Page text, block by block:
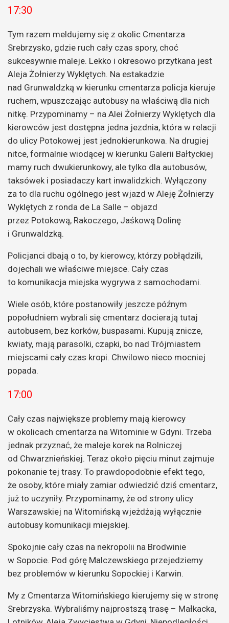
17:30
Tym razem meldujemy się z okolic Cmentarza
Srebrzysko, gdzie ruch cały czas spory, choć
sukcesywnie maleje. Lekko i okresowo przytkana jest
Aleja Żołnierzy Wyklętych. Na estakadzie
nad Grunwaldzką w kierunku cmentarza policja kieruje
ruchem, wpuszczając autobusy na właściwą dla nich
nitkę. Przypominamy – na Alei Żołnierzy Wyklętych dla
kierowców jest dostępna jedna jezdnia, która w relacji
do ulicy Potokowej jest jednokierunkowa. Na drugiej
nitce, formalnie wiodącej w kierunku Galerii Bałtyckiej
mamy ruch dwukierunkowy, ale tylko dla autobusów,
taksówek i posiadaczy kart inwalidzkich. Wyłączony
za to dla ruchu ogólnego jest wjazd w Aleję Żołnierzy
Wyklętych z ronda de La Salle – objazd
przez Potokową, Rakoczego, Jaśkową Dolinę
i Grunwaldzką.
Policjanci dbają o to, by kierowcy, którzy pobłądzili,
dojechali we właściwe miejsce. Cały czas
to komunikacja miejska wygrywa z samochodami.
Wiele osób, które postanowiły jeszcze późnym
popołudniem wybrali się cmentarz docierają tutaj
autobusem, bez korków, buspasami. Kupują znicze,
kwiaty, mają parasolki, czapki, bo nad Trójmiastem
miejscami cały czas kropi. Chwilowo nieco mocniej
popada.
17:00
Cały czas największe problemy mają kierowcy
w okolicach cmentarza na Witominie w Gdyni. Trzeba
jednak przyznać, że maleje korek na Rolniczej
od Chwarznieńskiej. Teraz około pięciu minut zajmuje
pokonanie tej trasy. To prawdopodobnie efekt tego,
że osoby, które miały zamiar odwiedzić dziś cmentarz,
już to uczyniły. Przypominamy, że od strony ulicy
Warszawskiej na Witomińską wjeżdżają wyłącznie
autobusy komunikacji miejskiej.
Spokojnie cały czas na nekropolii na Brodwinie
w Sopocie. Pod górę Malczewskiego przejedziemy
bez problemów w kierunku Sopockiej i Karwin.
My z Cmentarza Witomińskiego kierujemy się w stronę
Srebrzyska. Wybraliśmy najprostszą trasę – Małkacka,